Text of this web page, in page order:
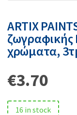
ARTIX
ζωγραφικής
χρώματα,
€3.70
16 in stock